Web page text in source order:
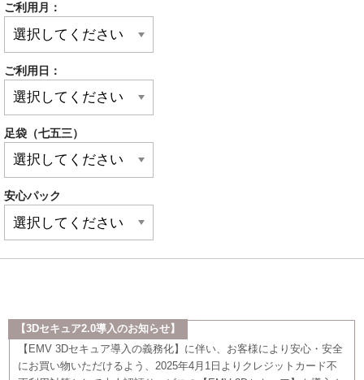
ご利用月：
ご利用日：
足袋（七五三）
安心パック
【3Dセキュア2.0導入のお知らせ】
【EMV 3Dセキュア導入の義務化】に伴い、お客様により安心・安全
にお買い物いただけるよう、2025年4月1日よりクレジットカード不